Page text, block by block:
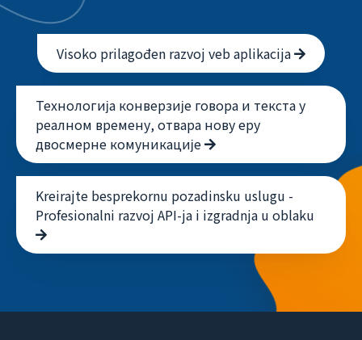
Visoko prilagođen razvoj veb aplikacija
Технологија конверзије говора и текста у
реалном времену, отвара нову еру
двосмерне комуникације
Kreirajte besprekornu pozadinsku uslugu -
Profesionalni razvoj API-ja i izgradnja u oblaku